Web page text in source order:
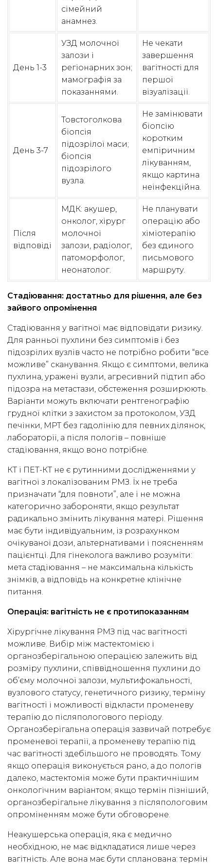
сімейний
анамнез.
День 1-3
УЗД молочної
залози і
регіонарних зон;
мамографія за
показаннями.
Не чекати
завершення
вагітності для
першої
візуалізації.
День 3-7
Товстоголкова
біопсія
підозрілої маси;
біопсія
підозрілого
вузла.
Не замінювати
біопсію
коротким
емпіричним
лікуванням,
якщо картина
неінфекційна.
Після
відповіді
МДК: акушер,
онколог, хірург
молочної
залози, радіолог,
патоморфолог,
неонатолог.
Не планувати
операцію або
хіміотерапію
без єдиного
письмового
маршруту.
Стадіювання: достатньо для рішення, але без
зайвого опромінення
Стадіювання у вагітної має відповідати ризику.
Для ранньої пухлини без симптомів і без
підозрілих вузлів часто не потрібно робити “все
можливе” сканування. Якщо є симптоми, велика
пухлина, уражені вузли, агресивний підтип або
підозра на метастази, обстеження розширюють.
Варіанти можуть включати рентгенографію
грудної клітки з захистом за протоколом, УЗД
печінки, МРТ без гадолінію для певних ділянок,
лабораторії, а після пологів – повніше
стадіювання, якщо воно потрібне.
КТ і ПЕТ-КТ не є рутинними дослідженнями у
вагітної з локалізованим РМЗ. Їх не треба
призначати “для повноти”, але і не можна
категорично забороняти, якщо результат
радикально змінить лікування матері. Рішення
має бути індивідуальним, із розрахунком
очікуваної дози, альтернативами і поясненням
пацієнтці. Для гінеколога важливо розуміти:
мета стадіювання – не максимальна кількість
знімків, а відповідь на конкретне клінічне
питання.
Операція: вагітність не є протипоказанням
Хірургічне лікування РМЗ під час вагітності
можливе. Вибір між мастектомією і
органозберігальною операцією залежить від
розміру пухлини, співвідношення пухлини до
об’єму молочної залози, мультифокальності,
вузлового статусу, генетичного ризику, терміну
вагітності і можливості відкласти променеву
терапію до післяпологового періоду.
Органозберігальна операція зазвичай потребує
променевої терапії, а променеву терапію під
час вагітності здебільшого не проводять. Тому
якщо операція виконується рано, а до пологів
далеко, мастектомія може бути практичнішим
онкологічним варіантом; якщо термін пізніший,
органозберігальне лікування з післяпологовим
опроміненням може бути обговорене.
Неакушерська операція, яка є медично
необхідною, не має відкладатися лише через
вагітність. Але вона має бути спланована: термін